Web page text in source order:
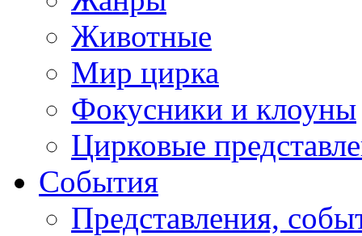
Животные
Мир цирка
Фокусники и клоуны
Цирковые
События
Представления,